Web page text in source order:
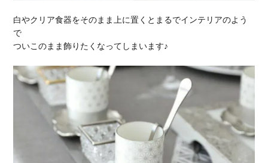
白やクリア食器をそのまま上に置くとまるでインテリアのよう
で
ついこのまま飾りたくなってしまいます♪